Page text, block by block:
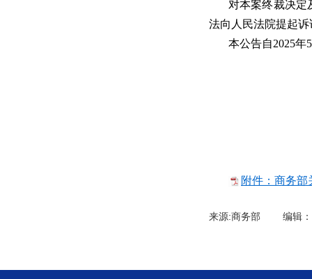
对本案终裁决定
法向人民法院提起诉
本公告自2025年
附件：商务
来源:商务部 编辑